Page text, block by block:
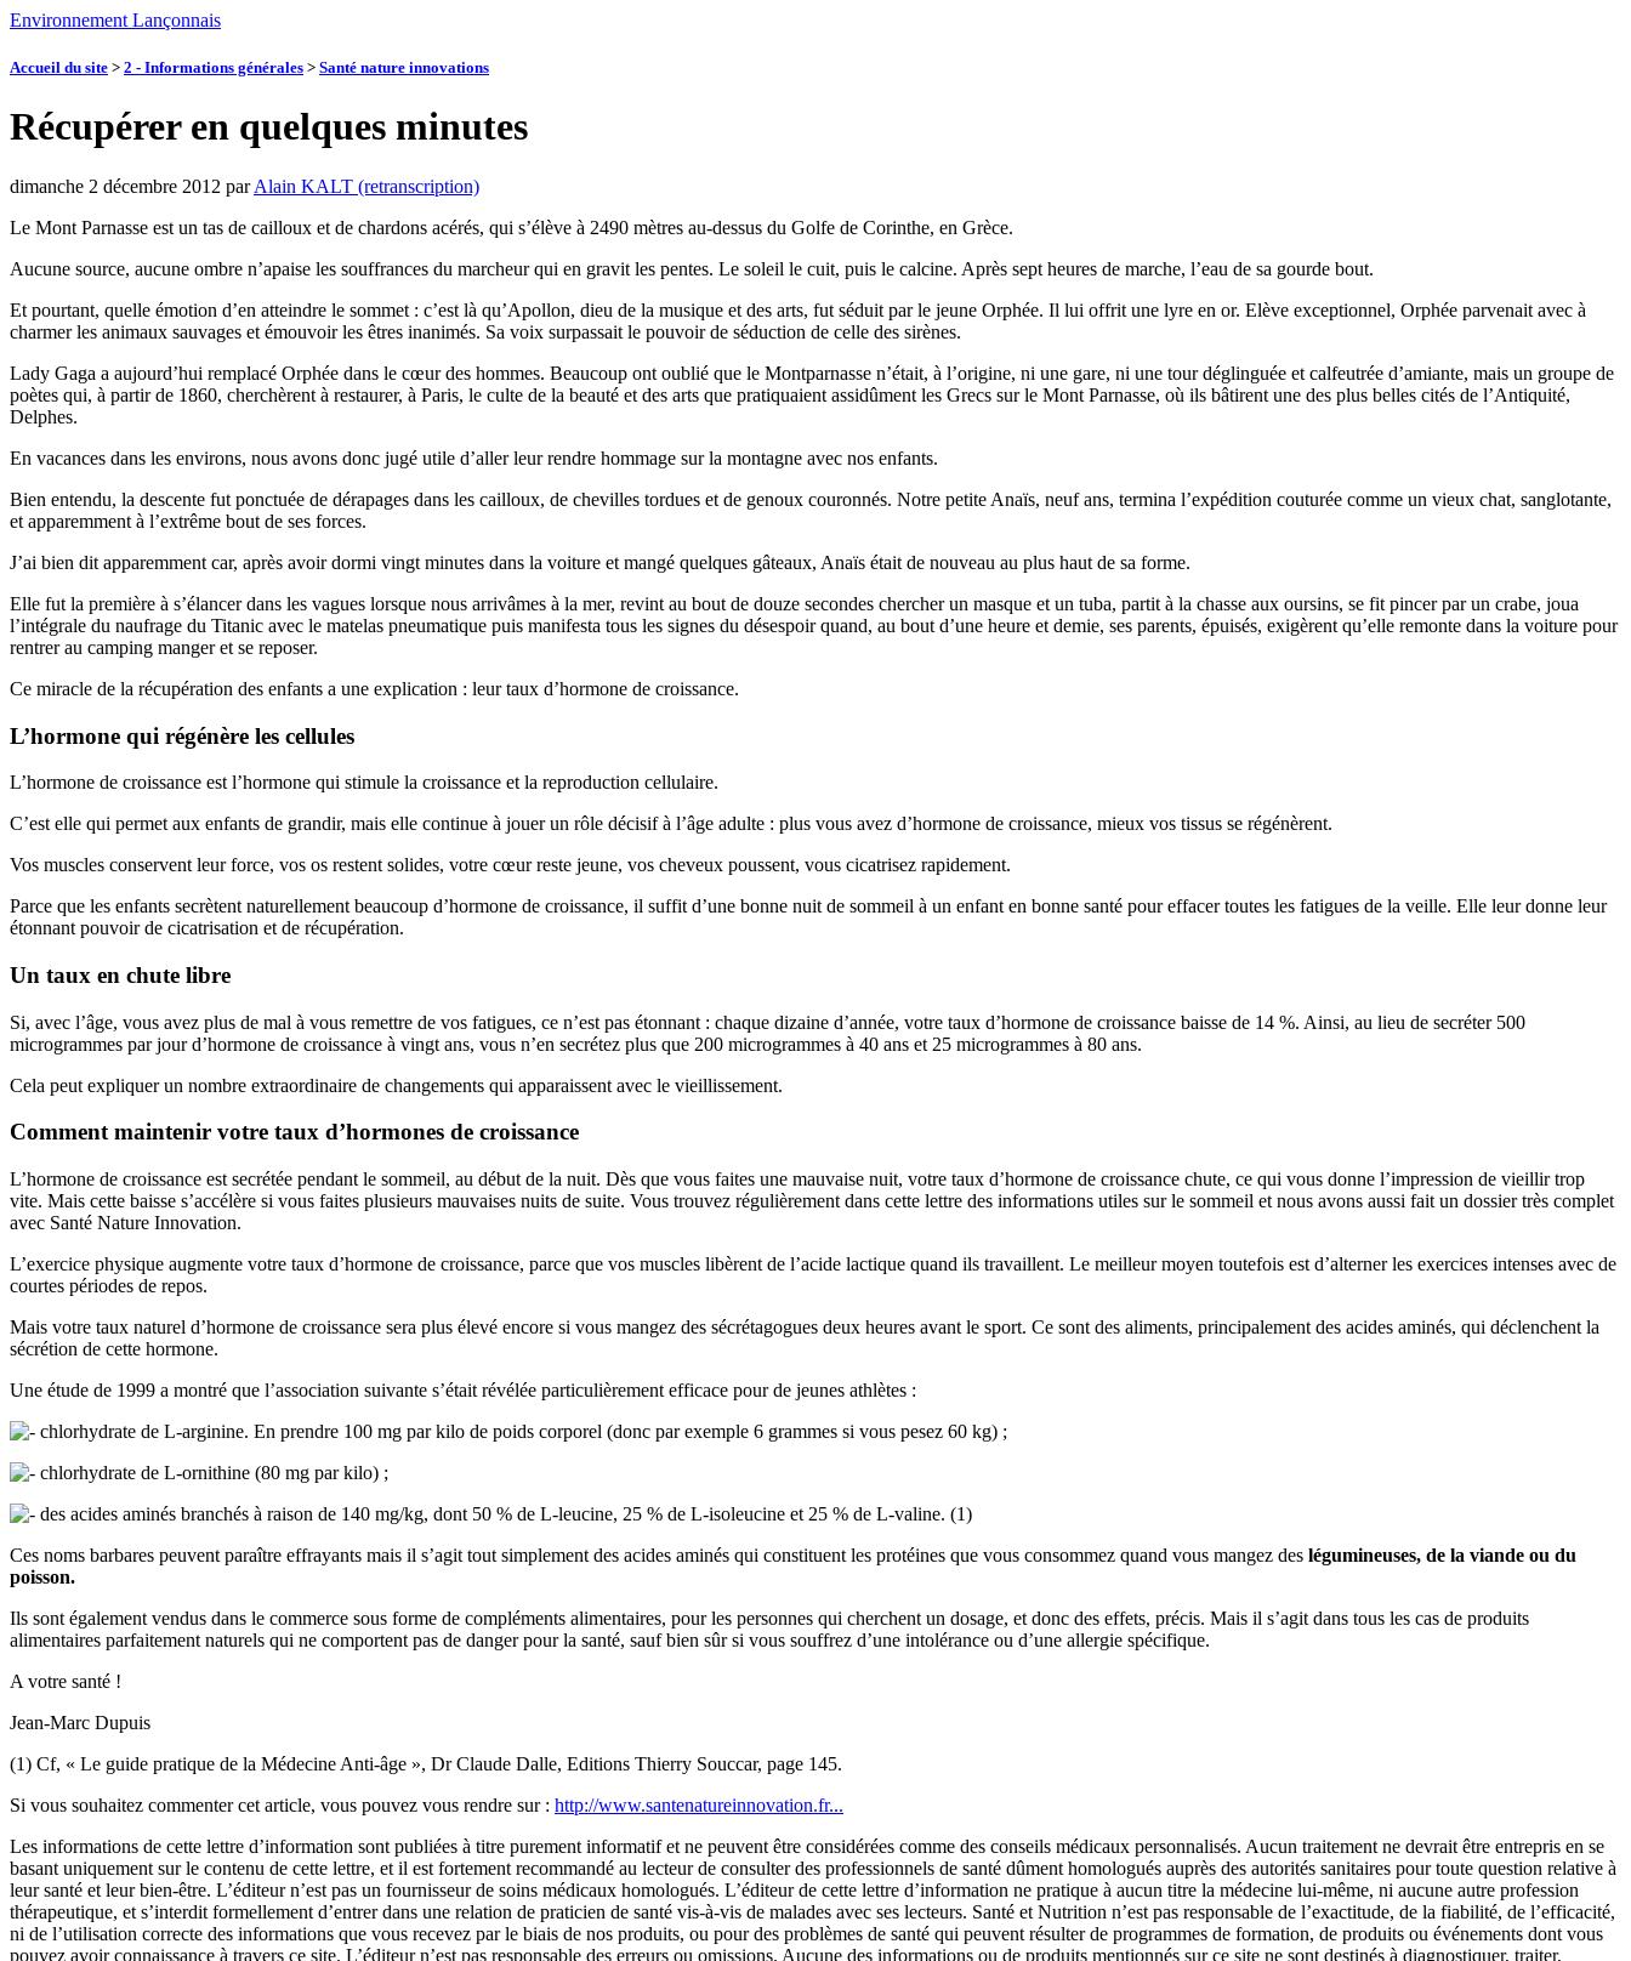
Environnement Lançonnais
Accueil du site > 2 - Informations générales > Santé nature innovations
Récupérer en quelques minutes
dimanche 2 décembre 2012 parAlain KALT (retranscription)
Le Mont Parnasse est un tas de cailloux et de chardons acérés, qui s’élève à 2490 mètres au-dessus du Golfe de Corinthe, en Grèce.
Aucune source, aucune ombre n’apaise les souffrances du marcheur qui en gravit les pentes. Le soleil le cuit, puis le calcine. Après sept heures de marche, l’eau de sa gourde bout.
Et pourtant, quelle émotion d’en atteindre le sommet : c’est là qu’Apollon, dieu de la musique et des arts, fut séduit par le jeune Orphée. Il lui offrit une lyre en or. Elève exceptionnel, Orphée parvenait avec à
charmer les animaux sauvages et émouvoir les êtres inanimés. Sa voix surpassait le pouvoir de séduction de celle des sirènes.
Lady Gaga a aujourd’hui remplacé Orphée dans le cœur des hommes. Beaucoup ont oublié que le Montparnasse n’était, à l’origine, ni une gare, ni une tour déglinguée et calfeutrée d’amiante, mais un groupe de
poètes qui, à partir de 1860, cherchèrent à restaurer, à Paris, le culte de la beauté et des arts que pratiquaient assidûment les Grecs sur le Mont Parnasse, où ils bâtirent une des plus belles cités de l’Antiquité,
Delphes.
En vacances dans les environs, nous avons donc jugé utile d’aller leur rendre hommage sur la montagne avec nos enfants.
Bien entendu, la descente fut ponctuée de dérapages dans les cailloux, de chevilles tordues et de genoux couronnés. Notre petite Anaïs, neuf ans, termina l’expédition couturée comme un vieux chat, sanglotante,
et apparemment à l’extrême bout de ses forces.
J’ai bien dit apparemment car, après avoir dormi vingt minutes dans la voiture et mangé quelques gâteaux, Anaïs était de nouveau au plus haut de sa forme.
Elle fut la première à s’élancer dans les vagues lorsque nous arrivâmes à la mer, revint au bout de douze secondes chercher un masque et un tuba, partit à la chasse aux oursins, se fit pincer par un crabe, joua
l’intégrale du naufrage du Titanic avec le matelas pneumatique puis manifesta tous les signes du désespoir quand, au bout d’une heure et demie, ses parents, épuisés, exigèrent qu’elle remonte dans la voiture pour
rentrer au camping manger et se reposer.
Ce miracle de la récupération des enfants a une explication : leur taux d’hormone de croissance.
L’hormone qui régénère les cellules
L’hormone de croissance est l’hormone qui stimule la croissance et la reproduction cellulaire.
C’est elle qui permet aux enfants de grandir, mais elle continue à jouer un rôle décisif à l’âge adulte : plus vous avez d’hormone de croissance, mieux vos tissus se régénèrent.
Vos muscles conservent leur force, vos os restent solides, votre cœur reste jeune, vos cheveux poussent, vous cicatrisez rapidement.
Parce que les enfants secrètent naturellement beaucoup d’hormone de croissance, il suffit d’une bonne nuit de sommeil à un enfant en bonne santé pour effacer toutes les fatigues de la veille. Elle leur donne leur
étonnant pouvoir de cicatrisation et de récupération.
Un taux en chute libre
Si, avec l’âge, vous avez plus de mal à vous remettre de vos fatigues, ce n’est pas étonnant : chaque dizaine d’année, votre taux d’hormone de croissance baisse de 14 %. Ainsi, au lieu de secréter 500
microgrammes par jour d’hormone de croissance à vingt ans, vous n’en secrétez plus que 200 microgrammes à 40 ans et 25 microgrammes à 80 ans.
Cela peut expliquer un nombre extraordinaire de changements qui apparaissent avec le vieillissement.
Comment maintenir votre taux d’hormones de croissance
L’hormone de croissance est secrétée pendant le sommeil, au début de la nuit. Dès que vous faites une mauvaise nuit, votre taux d’hormone de croissance chute, ce qui vous donne l’impression de vieillir trop
vite. Mais cette baisse s’accélère si vous faites plusieurs mauvaises nuits de suite. Vous trouvez régulièrement dans cette lettre des informations utiles sur le sommeil et nous avons aussi fait un dossier très complet
avec Santé Nature Innovation.
L’exercice physique augmente votre taux d’hormone de croissance, parce que vos muscles libèrent de l’acide lactique quand ils travaillent. Le meilleur moyen toutefois est d’alterner les exercices intenses avec de
courtes périodes de repos.
Mais votre taux naturel d’hormone de croissance sera plus élevé encore si vous mangez des sécrétagogues deux heures avant le sport. Ce sont des aliments, principalement des acides aminés, qui déclenchent la
sécrétion de cette hormone.
Une étude de 1999 a montré que l’association suivante s’était révélée particulièrement efficace pour de jeunes athlètes :
chlorhydrate de L-arginine. En prendre 100 mg par kilo de poids corporel (donc par exemple 6 grammes si vous pesez 60 kg) ;
chlorhydrate de L-ornithine (80 mg par kilo) ;
des acides aminés branchés à raison de 140 mg/kg, dont 50 % de L-leucine, 25 % de L-isoleucine et 25 % de L-valine. (1)
Ces noms barbares peuvent paraître effrayants mais il s’agit tout simplement des acides aminés qui constituent les protéines que vous consommez quand vous mangez des légumineuses, de la viande ou du
poisson.
Ils sont également vendus dans le commerce sous forme de compléments alimentaires, pour les personnes qui cherchent un dosage, et donc des effets, précis. Mais il s’agit dans tous les cas de produits
alimentaires parfaitement naturels qui ne comportent pas de danger pour la santé, sauf bien sûr si vous souffrez d’une intolérance ou d’une allergie spécifique.
A votre santé !
Jean-Marc Dupuis
(1) Cf, « Le guide pratique de la Médecine Anti-âge », Dr Claude Dalle, Editions Thierry Souccar, page 145.
Si vous souhaitez commenter cet article, vous pouvez vous rendre sur : http://www.santenatureinnovation.fr...
Les informations de cette lettre d’information sont publiées à titre purement informatif et ne peuvent être considérées comme des conseils médicaux personnalisés. Aucun traitement ne devrait être entrepris en se
basant uniquement sur le contenu de cette lettre, et il est fortement recommandé au lecteur de consulter des professionnels de santé dûment homologués auprès des autorités sanitaires pour toute question relative à
leur santé et leur bien-être. L’éditeur n’est pas un fournisseur de soins médicaux homologués. L’éditeur de cette lettre d’information ne pratique à aucun titre la médecine lui-même, ni aucune autre profession
thérapeutique, et s’interdit formellement d’entrer dans une relation de praticien de santé vis-à-vis de malades avec ses lecteurs. Santé et Nutrition n’est pas responsable de l’exactitude, de la fiabilité, de l’efficacité,
ni de l’utilisation correcte des informations que vous recevez par le biais de nos produits, ou pour des problèmes de santé qui peuvent résulter de programmes de formation, de produits ou événements dont vous
pouvez avoir connaissance à travers ce site. L’éditeur n’est pas responsable des erreurs ou omissions. Aucune des informations ou de produits mentionnés sur ce site ne sont destinés à diagnostiquer, traiter,